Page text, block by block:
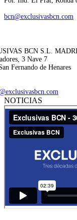
bcn@exclusivasbcn.com
BCN S.L.
3 Nave 7
Fernando de Henares
NOTICIAS